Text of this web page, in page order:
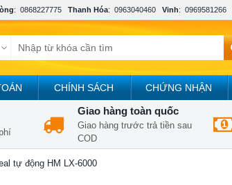
: 0868227775 Thanh Hóa: 0963040460 Vinh: 0969581266
CHÍNH SÁCH CHỨNG NHẬN
Giao hàng toàn quốc
Giao hàng trước trả tiền sau
COD
tự động HM LX-6000